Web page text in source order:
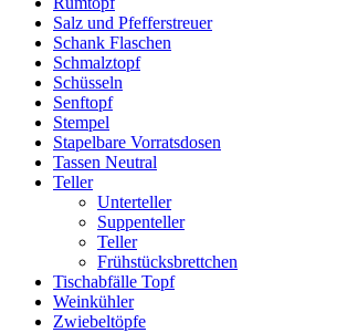
Salz und Pfefferstreuer
Schank Flaschen
Schmalztopf
Schüsseln
Senftopf
Stempel
Stapelbare Vorratsdosen
Tassen Neutral
Teller
Unterteller
Suppenteller
Teller
Frühstücksbrettchen
Tischabfälle Topf
Weinkühler
Zwiebeltöpfe